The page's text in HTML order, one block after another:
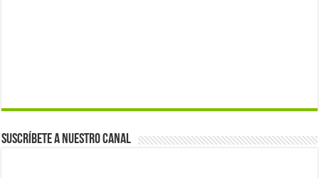
Suscríbete a nuestro canal